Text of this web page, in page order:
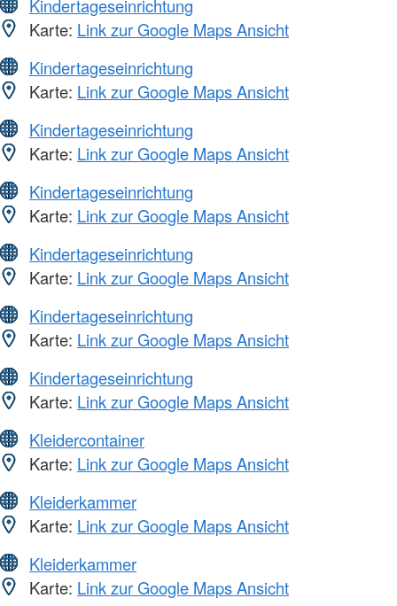
Kindertageseinrichtung
Karte: Link zur Google Maps Ansicht
Kindertageseinrichtung
Karte: Link zur Google Maps Ansicht
Kindertageseinrichtung
Karte: Link zur Google Maps Ansicht
Kindertageseinrichtung
Karte: Link zur Google Maps Ansicht
Kindertageseinrichtung
Karte: Link zur Google Maps Ansicht
Kindertageseinrichtung
Karte: Link zur Google Maps Ansicht
Kindertageseinrichtung
Karte: Link zur Google Maps Ansicht
Kleidercontainer
Karte: Link zur Google Maps Ansicht
Kleiderkammer
Karte: Link zur Google Maps Ansicht
Kleiderkammer
Karte: Link zur Google Maps Ansicht